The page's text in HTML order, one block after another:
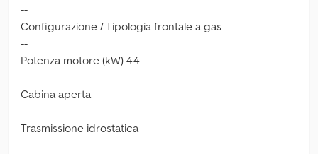
--
Configurazione / Tipologia frontale a gas
--
Potenza motore (kW) 44
--
Cabina aperta
--
Trasmissione idrostatica
--